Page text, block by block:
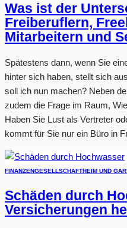
Was ist der
Freiberuflern,
Mitarbeitern und
Spätestens dann, wenn Sie
hinter sich haben, stellt sich
soll ich nun machen? Neben
zudem die Frage im Raum,
Haben Sie Lust als Vertreter
kommt für Sie nur ein Büro in
FINANZENGESELLSCHAFTHEIM UND
Schäden durch
Versicherungen